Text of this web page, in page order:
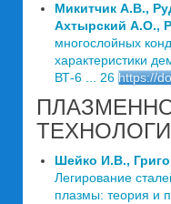
Микитчик А.В.,
Ахтырский А.О.,
многослойных
характеристики
ВТ-6 ... 26 https://
Шейко И.В.,
Легирование
плазмы: теория и